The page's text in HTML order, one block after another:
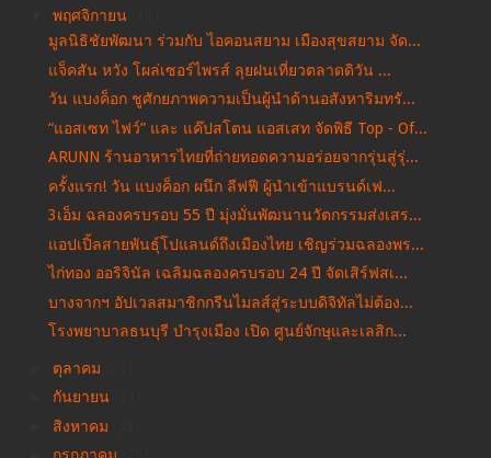
พฤศจิกายน
มูลนิธิชัยพัฒนา ร่วมกับ ไอคอนสยาม เมืองสุขสยาม จัด...
แจ็คสัน หวัง โผล่เซอร์ไพรส์ ลุยฝนเที่ยวตลาดดิวัน ...
วัน แบงค็อก ชูศักยภาพความเป็นผู้นำด้านอสังหาริมทรั...
“แอสเซท ไฟว์” และ แค๊ปสโตน แอสเสท จัดพิธี Top - Of...
ARUNN ร้านอาหารไทยที่ถ่ายทอดความอร่อยจากรุ่นสู่รุ่...
ครั้งแรก! วัน แบงค็อก ผนึก ลีฟฟี ผู้นำเข้าแบรนด์เฟ...
3เอ็ม ฉลองครบรอบ 55 ปี มุ่งมั่นพัฒนานวัตกรรมส่งเสร...
แอปเปิ้ลสายพันธุ์โปแลนด์ถึงเมืองไทย เชิญร่วมฉลองพร...
ไก่ทอง ออริจินัล เฉลิมฉลองครบรอบ 24 ปี จัดเสิร์ฟสเ...
บางจากฯ อัปเวลสมาชิกกรีนไมลส์สู่ระบบดิจิทัลไม่ต้อง...
โรงพยาบาลธนบุรี บำรุงเมือง เปิด ศูนย์จักษุและเลสิก...
ตุลาคม
กันยายน
สิงหาคม